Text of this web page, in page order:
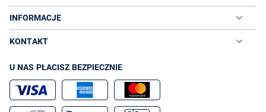
INFORMACJE
KONTAKT
U NAS PŁACISZ BEZPIECZNIE